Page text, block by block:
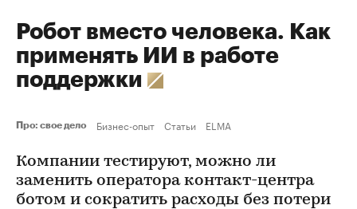
Робот вместо человека. Как
применять ИИ в работе
поддержки
Про: свое дело Бизнес-опыт Статьи ELMA
Компании тестируют, можно ли
заменить оператора контакт-центра
ботом и сократить расходы без потери